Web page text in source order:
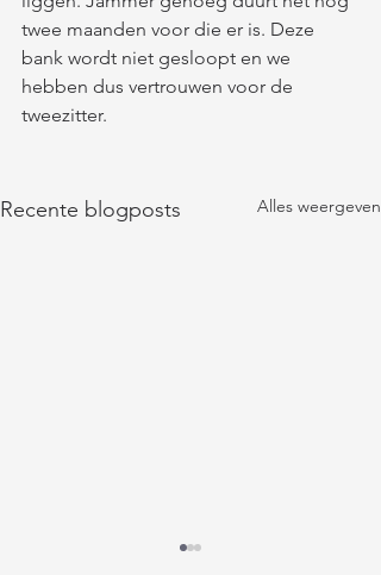
twee maanden voor die er is. Deze
bank wordt niet gesloopt en we
hebben dus vertrouwen voor de
tweezitter.
Recente blogposts Alles weergeven